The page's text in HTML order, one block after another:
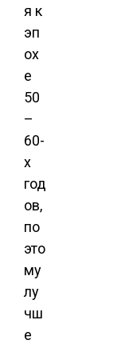
я к
эп
ох
е
50
–
60-
х
год
ов,
по
это
му
лу
чш
е